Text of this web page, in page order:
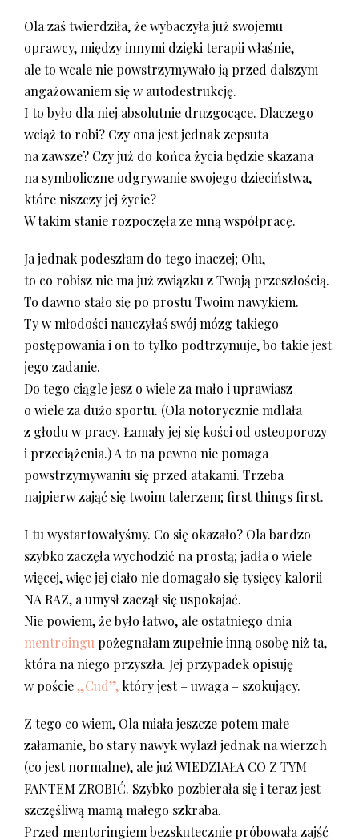
Ola zaś twierdziła, że wybaczyła już swojemu
oprawcy, między innymi dzięki terapii właśnie,
ale to wcale nie powstrzymywało ją przed dalszym
angażowaniem się w autodestrukcję.
I to było dla niej absolutnie druzgocące. Dlaczego
wciąż to robi? Czy ona jest jednak zepsuta
na zawsze? Czy już do końca życia będzie skazana
na symboliczne odgrywanie swojego dzieciństwa,
które niszczy jej życie?
W takim stanie rozpoczęła ze mną współpracę.
Ja jednak podeszłam do tego inaczej; Olu,
to co robisz nie ma już związku z Twoją przeszłością.
To dawno stało się po prostu Twoim nawykiem.
Ty w młodości nauczyłaś swój mózg takiego
postępowania i on to tylko podtrzymuje, bo takie jest
jego zadanie.
Do tego ciągle jesz o wiele za mało i uprawiasz
o wiele za dużo sportu. (Ola notorycznie mdlała
z głodu w pracy. Łamały jej się kości od osteoporozy
i przeciążenia.) A to na pewno nie pomaga
powstrzymywaniu się przed atakami. Trzeba
najpierw zająć się twoim talerzem; first things first.
I tu wystartowałyśmy. Co się okazało? Ola bardzo
szybko zaczęła wychodzić na prostą; jadła o wiele
więcej, więc jej ciało nie domagało się tysięcy kalorii
NA RAZ, a umysł zaczął się uspokajać.
Nie powiem, że było łatwo, ale ostatniego dnia
mentroingu pożegnałam zupełnie inną osobę niż ta,
która na niego przyszła. Jej przypadek opisuję
w poście„Cud”, który jest – uwaga – szokujący.
Z tego co wiem, Ola miała jeszcze potem małe
załamanie, bo stary nawyk wylazł jednak na wierzch
(co jest normalne), ale już WIEDZIAŁA CO Z TYM
FANTEM ZROBIĆ. Szybko pozbierała się i teraz jest
szczęśliwą mamą małego szkraba.
Przed mentoringiem bezskutecznie próbowała zajść